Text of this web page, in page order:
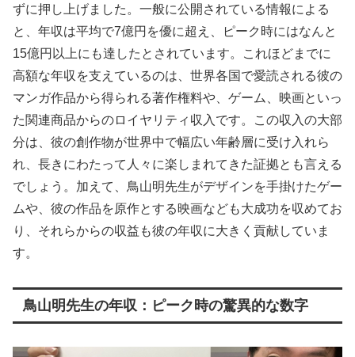
ずに押し上げました。一般に公開されている情報による
と、年収は平均で7億円を優に超え、ピーク時にはなんと
15億円以上にも達したとされています。これほどまでに
高額な年収を支えているのは、世界各国で愛読される彼の
マンガ作品から得られる著作権料や、ゲーム、映画といっ
た関連商品からのロイヤリティ収入です。この収入の大部
分は、彼の創作物が世界中で幅広い年齢層に受け入れら
れ、長きにわたって人々に楽しまれてきた証拠とも言える
でしょう。加えて、鳥山明先生がデザインを手掛けたゲー
ムや、彼の作品を原作とする映画なども大成功を収めてお
り、それらからの収益も彼の年収に大きく貢献していま
す。
鳥山明先生の年収：ピーク時の驚異的な数字